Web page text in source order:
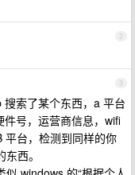
2
3
索了某个东西，a 平台
号，运营商信息，wifi
平台，检测到同样的你
西。